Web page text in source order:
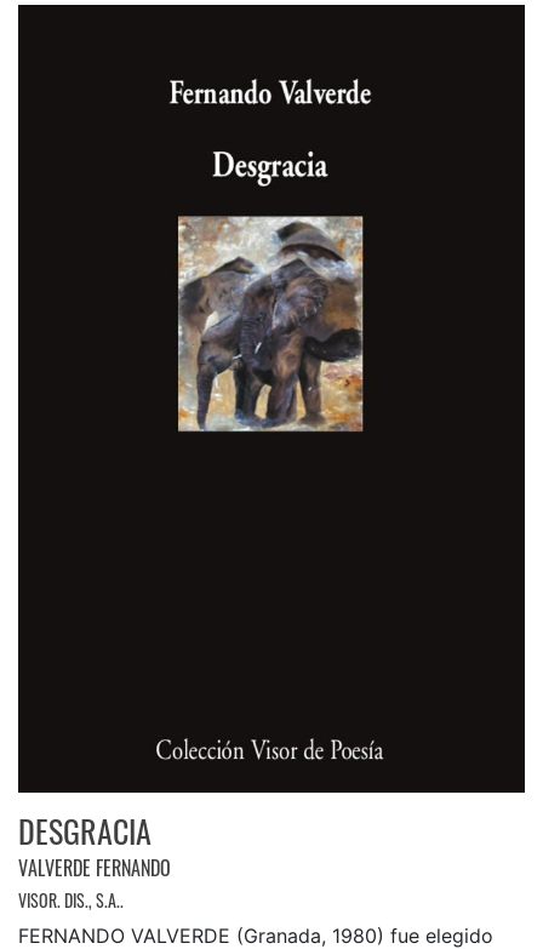
DESGRACIA
VALVERDE FERNANDO
VISOR. DIS., S.A..
FERNANDO VALVERDE (Granada, 1980) fue elegido